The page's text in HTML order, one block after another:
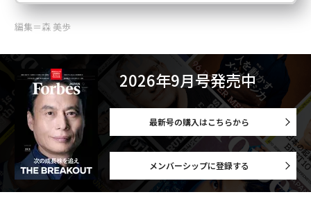
編集＝森 美歩
2026年9月号発売中
最新号の購入はこちらから
メンバーシップに登録する